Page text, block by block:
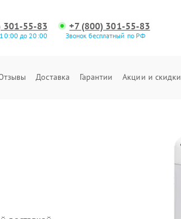
301-55-83
до 20:00
+7 (800) 301-55-83
Звонок бесплатный по РФ
Доставка Гарантии Акции и скидки